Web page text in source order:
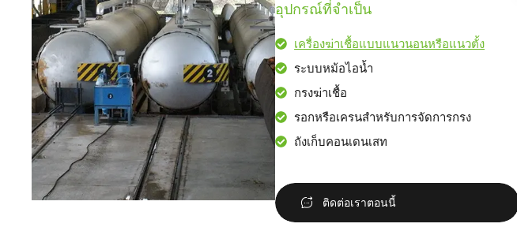
อุปกรณ์ที่จำเป็น
เครื่องฆ่าเชื้อแบบแนวนอนหรือแนวตั้ง
ระบบหม้อไอน้ำ
กรงฆ่าเชื้อ
รอกหรือเครนสำหรับการจัดการกรง
ถังเก็บคอนเดนเสท
ติดต่อเราตอนนี้